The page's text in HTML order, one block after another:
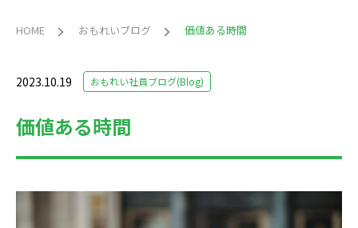
HOME おもれいブログ 価値ある時間
2023.10.19 おもれい社員ブログ(Blog)
価値ある時間